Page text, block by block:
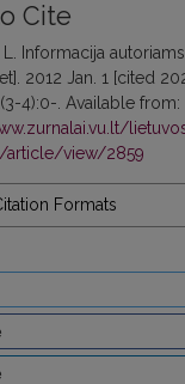
Cite
Informacija autoriams
2012 Jan. 1 [cited
4):0-. Available from:
article/view/2859
Formats